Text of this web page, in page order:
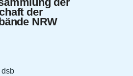
der
NRW
dsb